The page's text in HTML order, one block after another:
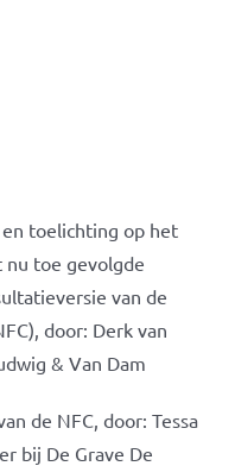
toelichting op het
nu toe gevolgde
van de
door: Derk van
& Van Dam
de NFC, door: Tessa
bij De Grave De